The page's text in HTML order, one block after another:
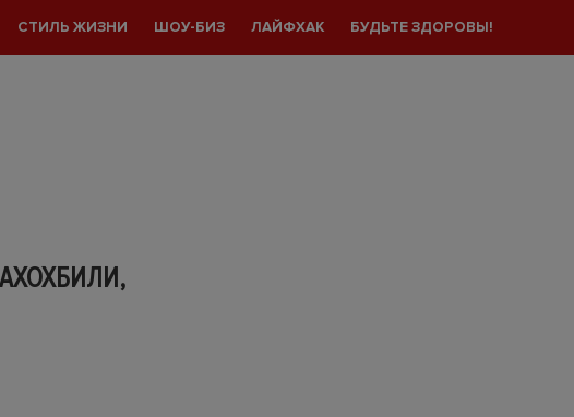
СТИЛЬ ЖИЗНИ ШОУ-БИЗ ЛАЙФХАК БУДЬТЕ ЗДОРОВЫ!